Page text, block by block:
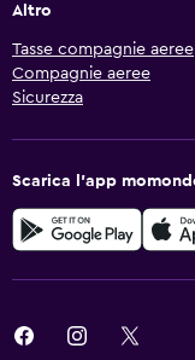
Altro
Tasse compagnie aeree
Compagnie aeree
Sicurezza
Scarica l'app